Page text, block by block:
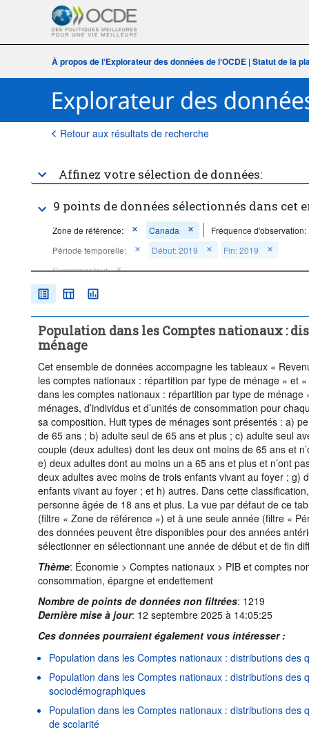
À propos de l‘Explorateur des données de l‘OCDE |Statut de la
Retour aux résultats de recherche
Affinez votre sélection de données:
9 points de données sélectionnés dans cet
Zone de référence: Canada
Fréquence d'observation:
Période temporelle:
Début: 2019
Fin: 2019
Supprimer tout
Population dans les Comptes nationaux :
ménage
Cet ensemble de données accompagne les tableaux «
les comptes nationaux : répartition par type de ménage » et
dans les comptes nationaux : répartition par type de ménage
ménages, d’individus et d’unités de consommation pour
sa composition. Huit types de ménages sont présentés : a)
de 65 ans ; b) adulte seul de 65 ans et plus ; c) adulte seul
couple (deux adultes) dont les deux ont moins de 65 ans et
e) deux adultes dont au moins un a 65 ans et plus et n’ont
deux adultes avec moins de trois enfants vivant au foyer ; g)
enfants vivant au foyer ; et h) autres. Dans cette
personne âgée de 18 ans et plus. La vue par défaut de ce
(filtre « Zone de référence ») et à une seule année (filtre «
des données peuvent être disponibles pour des années
sélectionner en sélectionnant une année de début et de fin
Thème: Économie > Comptes nationaux > PIB et comptes
consommation, épargne et endettement
Nombre de points de données non filtrées: 1219
Dernière mise à jour: 12 septembre 2025 à 14:05:25
Ces données pourraient également vous intéresser :
Population dans les Comptes nationaux : distributions des
Population dans les Comptes nationaux : distributions des
sociodémographiques
Population dans les Comptes nationaux : distributions des
de scolarité